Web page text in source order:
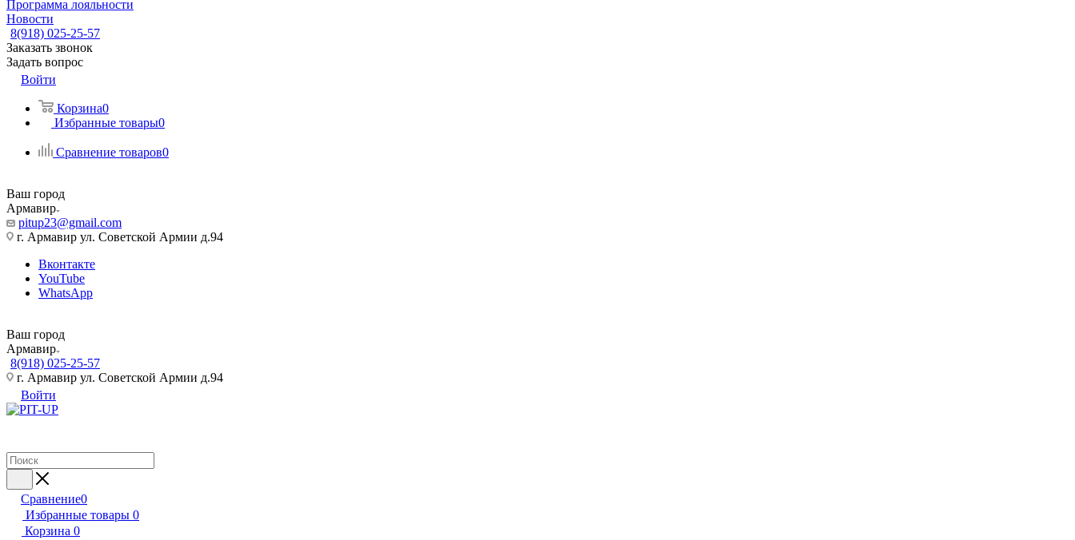
Программа лояльности
Новости
8(918) 025-25-57
Заказать звонок
Задать вопрос
Войти
Корзина0
Избранные товары0
Сравнение товаров0
Ваш город
Армавир
pitup23@gmail.com
г. Армавир ул. Советской Армии д.94
Вконтакте
YouTube
WhatsApp
Ваш город
Армавир
8(918) 025-25-57
г. Армавир ул. Советской Армии д.94
Войти
Сравнение0
Избранные товары 0
Корзина 0